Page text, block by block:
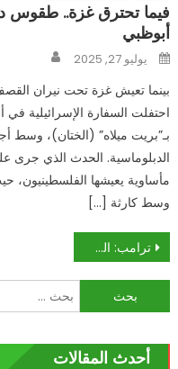
فيما تحترق غزة.. طقوس
أبوظبي
Posted
onيوليو 27, 2025
بينما تعيش غزة تحت نيران
احتفلت السفارة الإسرائيلية
بـ”بريت ميلاه” (الختان)، وسط
الدبلوماسية. الحدث الذي جرى
وسط كارثة […]
تصفّح
المقالات
ترامب: السعوديون ساعدونا كثيرا فيما يخص إسرائيل!
البحث
عن:
أحدث المقالات